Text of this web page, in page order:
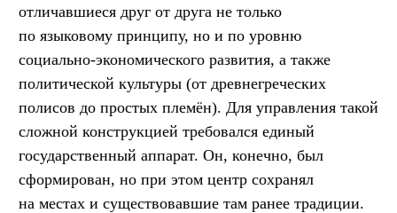
отличавшиеся друг от друга не только
по языковому принципу, но и по уровню
социально-экономического развития, а также
политической культуры (от древнегреческих
полисов до простых племён). Для управления такой
сложной конструкцией требовался единый
государственный аппарат. Он, конечно, был
сформирован, но при этом центр сохранял
на местах и существовавшие там ранее традиции.